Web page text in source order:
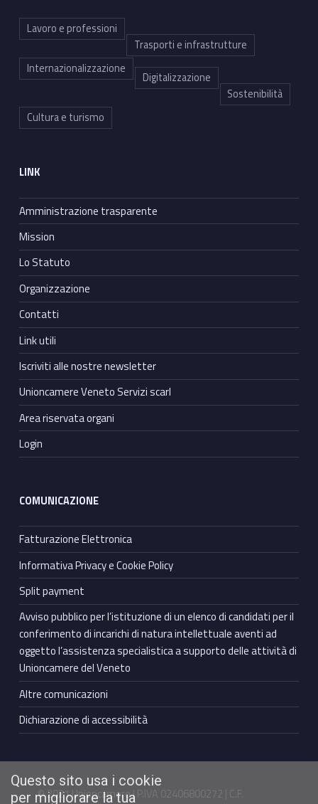
Lavoro e professioni
Trasporti e infrastrutture
Internazionalizzazione
Digitalizzazione
Sostenibilità
Cultura e turismo
LINK
Amministrazione trasparente
Mission
Lo Statuto
Organizzazione
Contatti
Link utili
Iscriviti alle nostre newsletter
Unioncamere Veneto Servizi scarl
Area riservata organi
Login
COMUNICAZIONE
Fatturazione Elettronica
Informativa Privacy e Cookie Policy
Split payment
Avviso pubblico per l’istituzione di un elenco di candidati per il
conferimento di incarichi di natura intellettuale aventi ad
oggetto l’assistenza specialistica a supporto delle attività di
Unioncamere del Veneto
Altre comunicazioni
Dichiarazione di accessibilità
© 2021 Unioncamere | P.IVA 02406800272 | C.F.
Questo sito usa i cookie
per migliorare la tua